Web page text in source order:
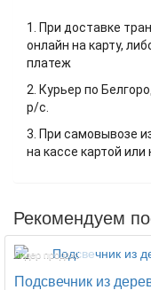
1. При доставке
онлайн на карту,
платеж
2. Курьер по
р/с.
3. При самовывозе
на кассе картой
Рекомендуем
Лидер продаж!
Подсвечник из